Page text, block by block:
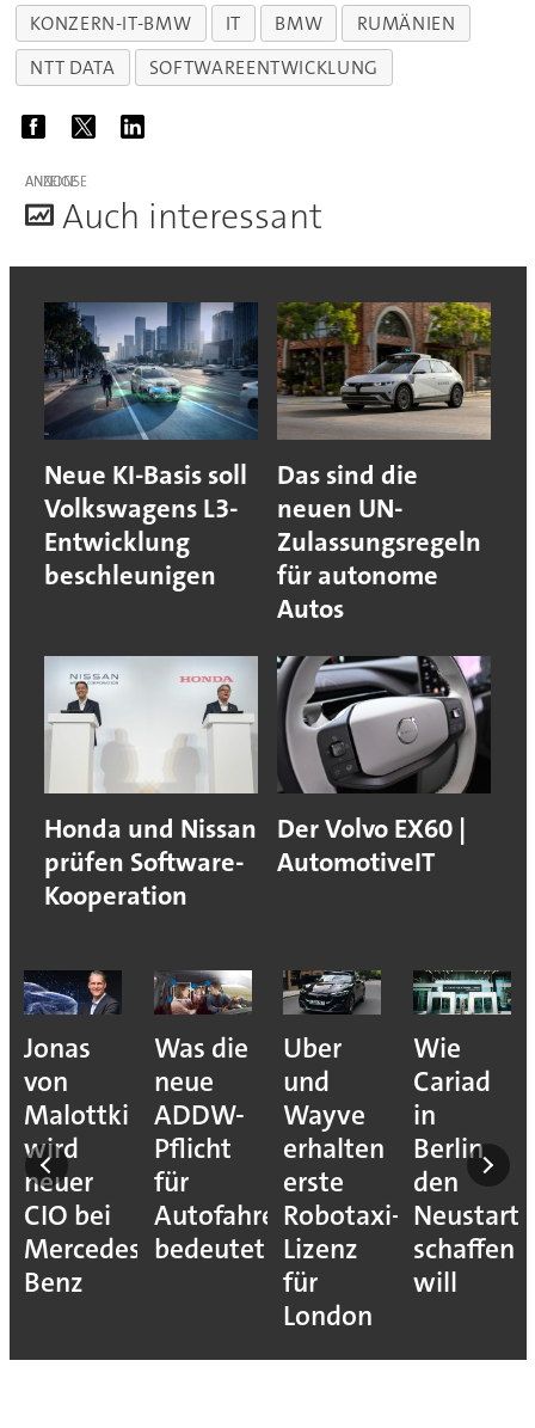
KONZERN-IT-BMW IT BMW
RUMÄNIEN
NTT DATA
SOFTWAREENTWICKLUNG
ANZEIGE
Auch interessant
Neue KI-Basis soll
Volkswagens L3-
Entwicklung
beschleunigen
Das sind die
neuen UN-
Zulassungsregeln
für autonome
Autos
Honda und Nissan
prüfen Software-
Kooperation
Der Volvo EX60 |
AutomotiveIT
Jonas
von
Malottki
wird
neuer
CIO bei
Mercedes-
Benz
Was die
neue
ADDW-
Pflicht
für
Autofahrer
bedeutet
Uber
und
Wayve
erhalten
erste
Robotaxi-
Lizenz
für
London
Wie
Cariad
in
Berlin
den
Neustart
schaffen
will